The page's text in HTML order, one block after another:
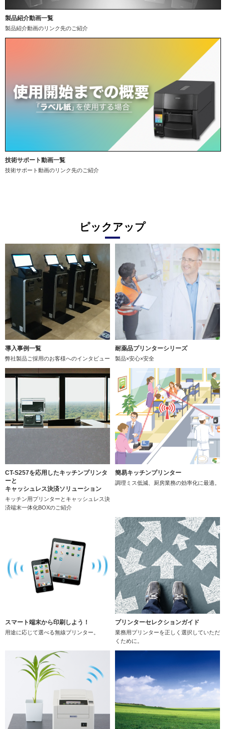
製品紹介動画一覧
製品紹介動画のリンク先のご紹介
技術サポート動画一覧
技術サポート動画のリンク先のご紹介
ピックアップ
導入事例一覧
弊社製品ご採用のお客様へのインタビュー
耐薬品プリンターシリーズ
製品×安心×安全
CT-S257を応用したキッチンプリンタ
ーと
キャッシュレス決済ソリューション
キッチン用プリンターとキャッシュレス決
済端末一体化BOXのご紹介
簡易キッチンプリンター
調理ミス低減、厨房業務の効率化に最適。
スマート端末から印刷しよう！
用途に応じて選べる無線プリンター。
プリンターセレクションガイド
業務用プリンターを正しく選択していただ
くために。